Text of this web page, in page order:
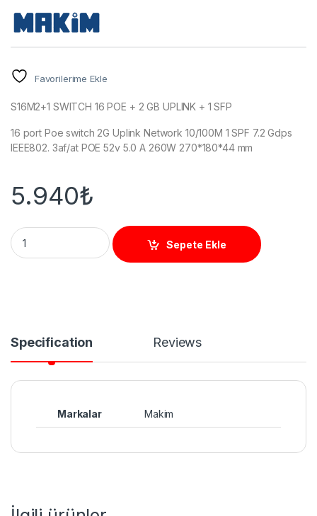
Favorilerime Ekle
S16M2+1 SWITCH 16 POE + 2 GB UPLINK + 1 SFP
16 port Poe switch 2G Uplink Network 10/100M 1 SPF 7.2 Gdps
IEEE802. 3af/at POE 52v 5.0 A 260W 270*180*44 mm
5.940₺
S16M2+1 SWITCH 16 POE + 2 GB UPLINK + 1 SFP quantity
Sepete Ekle
Specification Reviews
Markalar Makim